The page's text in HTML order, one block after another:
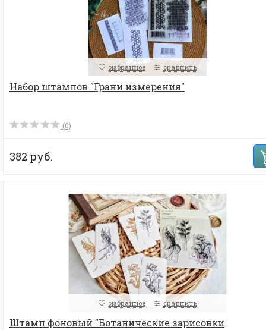
избранное сравнить
Набор штампов "Грани измерения"
(0)
382 руб.
избранное сравнить
Штамп фоновый "Ботанические зарисовки